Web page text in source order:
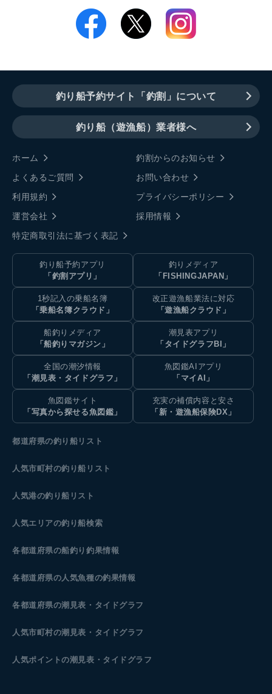
釣り船予約サイト「釣割」について
釣り船（遊漁船）業者様へ
ホーム
釣割からのお知らせ
よくあるご質問
お問い合わせ
利用規約
プライバシーポリシー
運営会社
採用情報
特定商取引法に基づく表記
釣り船予約アプリ
「釣割アプリ」
釣りメディア
「FISHINGJAPAN」
1秒記入の乗船名簿
「乗船名簿クラウド」
改正遊漁船業法に対応
「遊漁船クラウド」
船釣りメディア
「船釣りマガジン」
潮見表アプリ
「タイドグラフBI」
全国の潮汐情報
「潮見表・タイドグラフ」
魚図鑑AIアプリ
「マイAI」
魚図鑑サイト
「写真から探せる魚図鑑」
充実の補償内容と安さ
「新・遊漁船保険DX」
都道府県の釣り船リスト
人気市町村の釣り船リスト
人気港の釣り船リスト
人気エリアの釣り船検索
各都道府県の船釣り釣果情報
各都道府県の人気魚種の釣果情報
各都道府県の潮見表 ・タイドグラフ
人気市町村の潮見表・タイドグラフ
人気ポイントの潮見表・タイドグラフ